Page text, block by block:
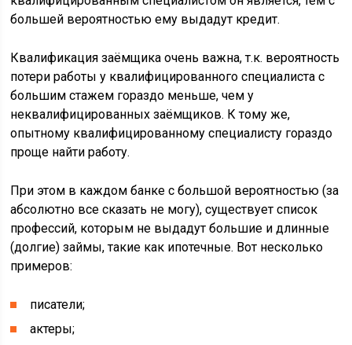
большей вероятностью ему выдадут кредит.
Квалификация заёмщика очень важна, т.к. вероятность
потери работы у квалифицированного специалиста с
большим стажем гораздо меньше, чем у
неквалифицированных заёмщиков. К тому же,
опытному квалифицированному специалисту гораздо
проще найти работу.
При этом в каждом банке с большой вероятностью (за
абсолютно все сказать не могу), существует список
профессий, которым не выдадут большие и длинные
(долгие) займы, такие как ипотечные. Вот несколько
примеров:
писатели;
актеры;